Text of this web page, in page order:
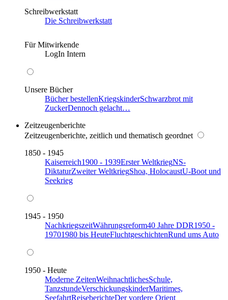
Schreibwerkstatt
Die Schreibwerkstatt
Für Mitwirkende
LogIn Intern
Unsere Bücher
Bücher bestellenKriegskinderSchwarzbrot mit
ZuckerDennoch gelacht…
Zeitzeugenberichte
Zeitzeugenberichte, zeitlich und thematisch geordnet
1850 - 1945
Kaiserreich1900 - 1939Erster WeltkriegNS-
DiktaturZweiter WeltkriegShoa, HolocaustU-Boot und
Seekrieg
1945 - 1950
NachkriegszeitWährungsreform40 Jahre DDR1950 -
19701980 bis HeuteFluchtgeschichtenRund ums Auto
1950 - Heute
Moderne ZeitenWeihnachtlichesSchule,
TanzstundeVerschickungskinderMaritimes,
SeefahrtReiseberichteDer vordere Orient